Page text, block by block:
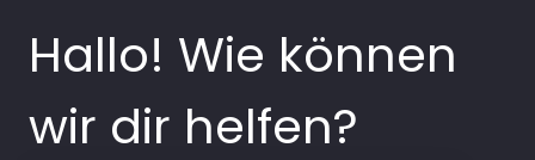
Hallo! Wie können
wir dir helfen?